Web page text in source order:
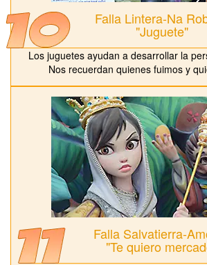
Falla Lintera-Na
"Juguete"
Los juguetes ayudan a desarrollar la
Nos recuerdan quienes fuimos y
Falla Salvatierra-
"Te quiero